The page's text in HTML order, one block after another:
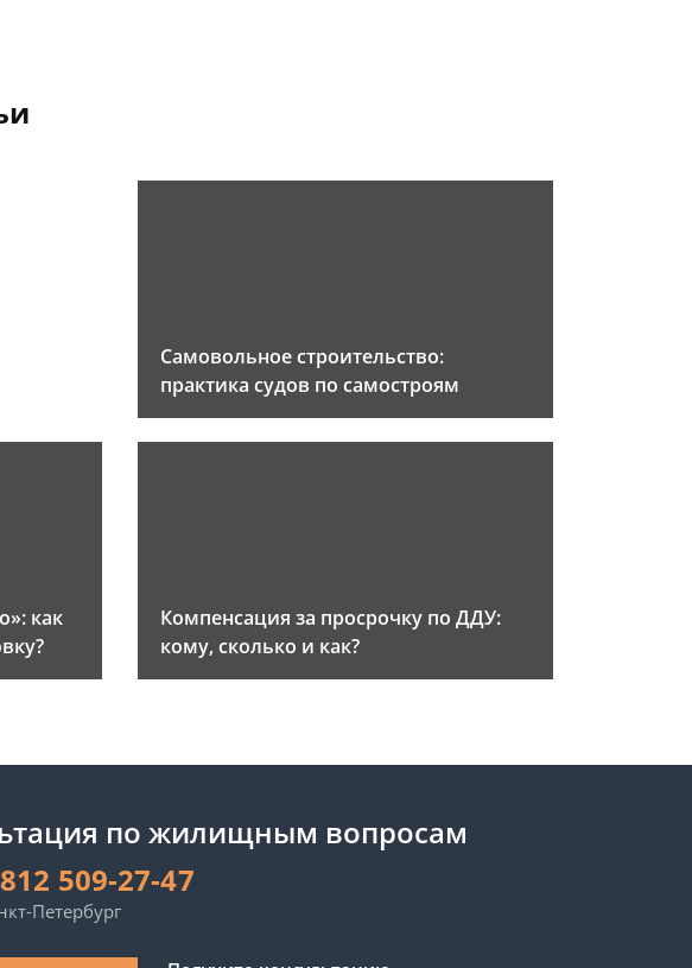
Самовольное строительство:
практика судов по самостроям
как
Компенсация за просрочку по ДДУ:
кому, сколько и как?
по жилищным вопросам
509-27-47
Петербург